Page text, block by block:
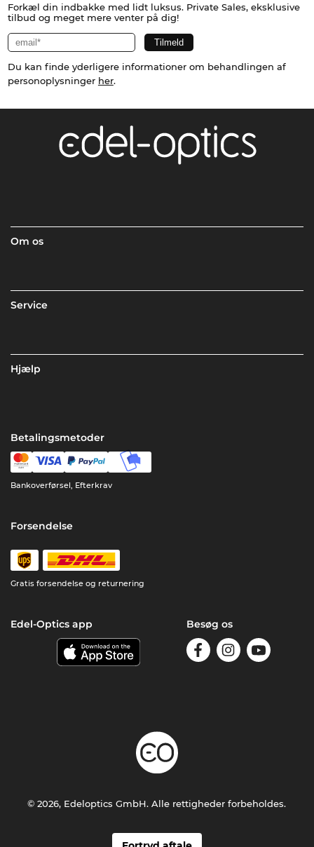
Forkæl din indbakke med lidt luksus. Private Sales, eksklusive
tilbud og meget mere venter på dig!
Du kan finde yderligere informationer om behandlingen af
personoplysninger her.
Om os
Service
Hjælp
Betalingsmetoder
Bankoverførsel, Efterkrav
Forsendelse
Gratis forsendelse og returnering
Edel-Optics app Besøg os
© 2026, Edeloptics GmbH. Alle rettigheder forbeholdes.